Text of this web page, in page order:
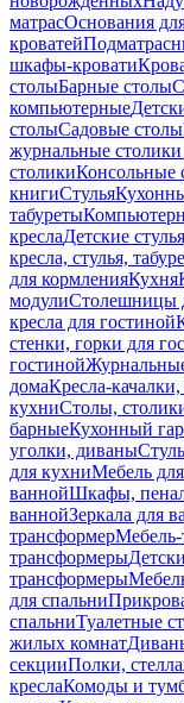
матрасОснования
кроватей
шкафы-кровати
столыБарные столы
компьютерные
столыСадовые столы
журнальные столики
столикиКонсольные
книгиСтулья
табуреты
креслаДетские
кресла, стулья,
для кормленияКухня
модулиСтолешницы
кресла для гостиной
стенки, горки для
гостиной
домаКресла-
кухниСтолы,
барныеКухонный
уголки, диваны
для кухниМебель
ваннойШкафы,
ваннойЗеркала для
трансформер
трансформеры
трансформеры
для спальни
спальниТуалетные
жилых комнат
секцииПолки,
креслаКомоды и